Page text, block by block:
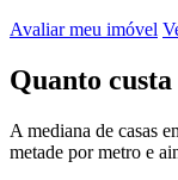
Avaliar meu imóvel
Quanto
A mediana de casas
metade por metro e